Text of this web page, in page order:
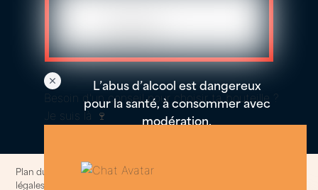
L’abus d’alcool est dangereux
pour la santé, à consommer avec
modération.
Plan du site Politique de confidentialités et cookies
légales
Besoin d'un conseil pour choisir ta bouteille ?
Je suis là 🍷